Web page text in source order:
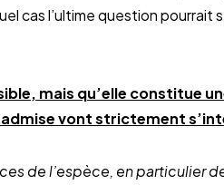
cas l’ultime question pourrait
mais qu’elle constitue
admise vont strictement
de l’espèce, en particulier